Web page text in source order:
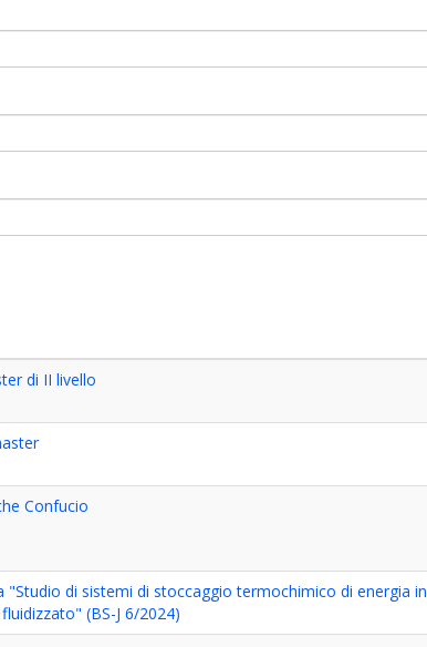
di II livello
Confucio
di sistemi di stoccaggio termochimico di energia in
(BS-J 6/2024)